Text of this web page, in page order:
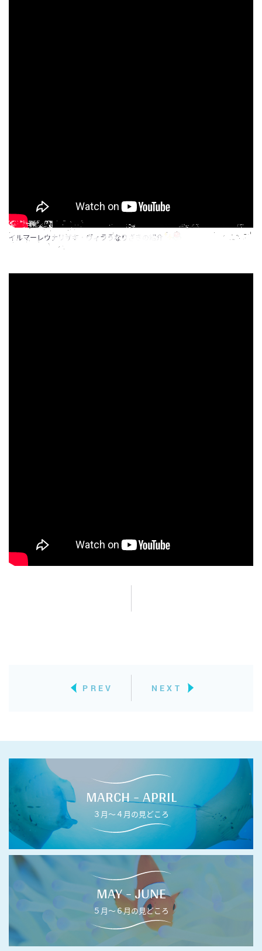
イルマーレウナリザキ・ヴィラうなりざきの紹介
PREV NEXT
MARCH - APRIL
３月〜４月の見どころ
MAY - JUNE
５月〜６月の見どころ